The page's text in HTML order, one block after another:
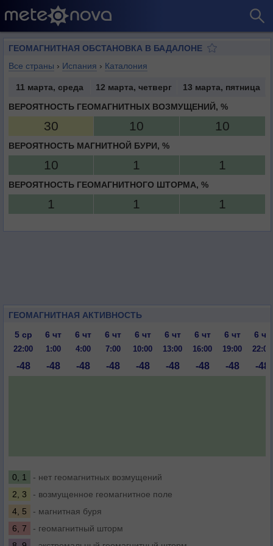
ГЕОМАГНИТНАЯ ОБСТАНОВКА В БАДАЛОНЕ
Все страны › Испания › Каталония
11 марта, среда 12 марта, четверг
13 марта, пятница
ВЕРОЯТНОСТЬ ГЕОМАГНИТНЫХ ВОЗМУЩЕНИЙ, %
30 10 10
ВЕРОЯТНОСТЬ МАГНИТНОЙ БУРИ, %
10 1 1
ВЕРОЯТНОСТЬ ГЕОМАГНИТНОГО ШТОРМА, %
1 1 1
ГЕОМАГНИТНАЯ АКТИВНОСТЬ
5 ср
6 чт 6 чт 6 чт 6 чт 6 чт 6 чт 6 чт 6 чт
22:00 1:00 4:00 7:00 10:00 13:00 16:00 19:00 22:00
-48 -48 -48 -48 -48 -48 -48 -48 -48
0, 1
- нет геомагнитных возмущений
2, 3
- возмущенное геомагнитное поле
4, 5
- магнитная буря
6, 7
- геомагнитный шторм